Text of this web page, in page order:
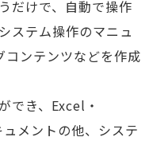
だけで、自動で操作
ステム操作のマニュ
ンテンツなどを作成
でき、Excel・
メントの他、システ